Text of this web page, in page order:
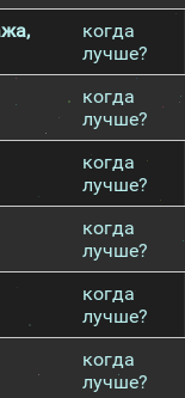
когда
лучше?
когда
лучше?
когда
лучше?
когда
лучше?
когда
лучше?
когда
лучше?